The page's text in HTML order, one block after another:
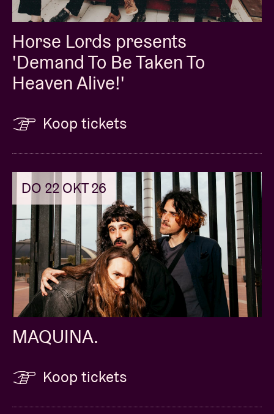
Horse Lords presents
'Demand To Be Taken To
Heaven Alive!'
Koop tickets
DO 22 OKT 26
MAQUINA.
Koop tickets